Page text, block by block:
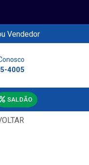
Vendedor
4005
SALDÃO